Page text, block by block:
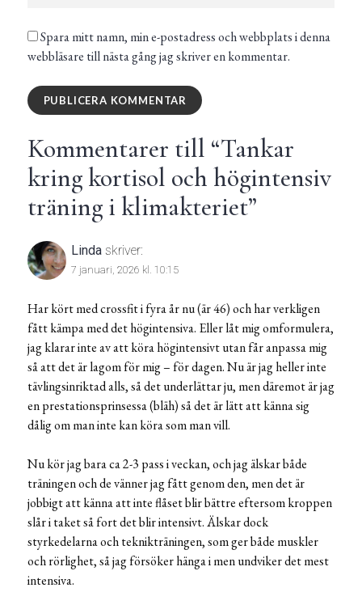
Spara mitt namn, min e-postadress och webbplats i denna
webbläsare till nästa gång jag skriver en kommentar.
Kommentarer till “Tankar
kring kortisol och högintensiv
träning i klimakteriet”
Linda skriver:
7 januari, 2026 kl. 10:15
Har kört med crossfit i fyra år nu (är 46) och har verkligen
fått kämpa med det högintensiva. Eller låt mig omformulera,
jag klarar inte av att köra högintensivt utan får anpassa mig
så att det är lagom för mig – för dagen. Nu är jag heller inte
tävlingsinriktad alls, så det underlättar ju, men däremot är jag
en prestationsprinsessa (bläh) så det är lätt att känna sig
dålig om man inte kan köra som man vill.
Nu kör jag bara ca 2-3 pass i veckan, och jag älskar både
träningen och de vänner jag fått genom den, men det är
jobbigt att känna att inte flåset blir bättre eftersom kroppen
slår i taket så fort det blir intensivt. Älskar dock
styrkedelarna och teknikträningen, som ger både muskler
och rörlighet, så jag försöker hänga i men undviker det mest
intensiva.